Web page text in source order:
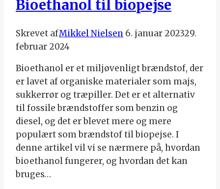
Bioethanol til biopejse
Skrevet afMikkel Nielsen 6. januar 202329.
februar 2024
Bioethanol er et miljøvenligt brændstof, der
er lavet af organiske materialer som majs,
sukkerrør og træpiller. Det er et alternativ
til fossile brændstoffer som benzin og
diesel, og det er blevet mere og mere
populært som brændstof til biopejse. I
denne artikel vil vi se nærmere på, hvordan
bioethanol fungerer, og hvordan det kan
bruges…